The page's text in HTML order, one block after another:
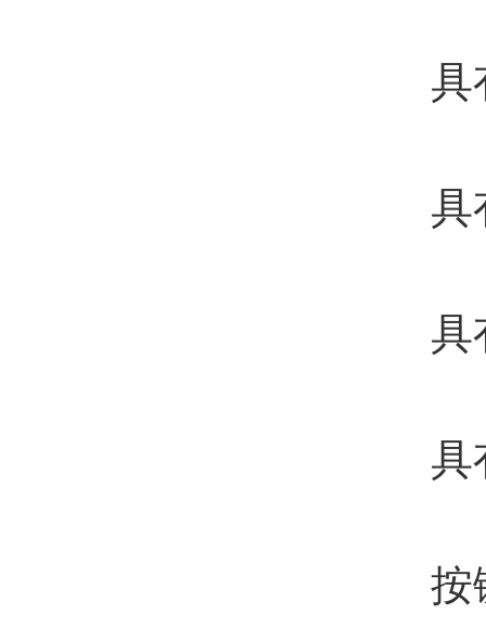
具有
具有
具有
具有
按键